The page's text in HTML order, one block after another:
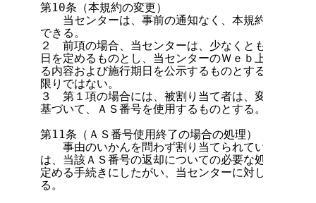
第10条（本規約の変更）
当センターは、事前の通知なく、本規約を変更ま
できる。
２　前項の場合、当センターは、少なくとも１か月
日を定めるものとし、当センターのＷｅｂ上におい
る内容および施行期日を公示するものとする。ただ
限りではない。
３　第１項の場合には、被割り当て者は、変更また
基づいて、ＡＳ番号を使用するものとする。
第11条（ＡＳ番号使用終了の場合の処理）
事由のいかんを問わず割り当てられているＡＳ番
は、当該ＡＳ番号の返却についての必要な処理を行
定める手続きにしたがい、当センターに対し当該Ａ
る。